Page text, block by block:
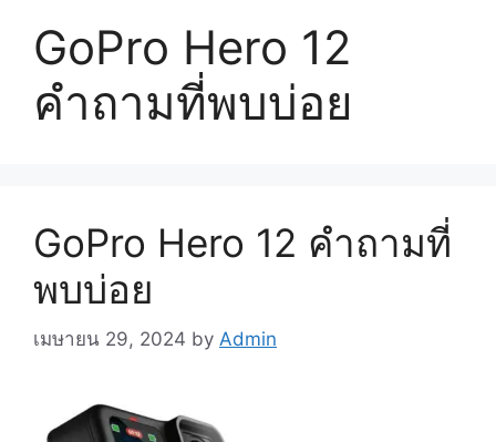
GoPro Hero 12
คำถามที่พบบ่อย
GoPro Hero 12 คำถามที่
พบบ่อย
เมษายน 29, 2024 by Admin